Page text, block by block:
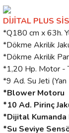
DİJİTAL PLUS
*Q180 cm x 63h.
*Dökme Akrilik
*Dökme Akrilik
*1,20 Hp. Motor -
*9 Ad. Su Jeti (Yan
*Blower Motoru
*10 Ad. Pirinç
*Dijital Kumanda
*Su Seviye